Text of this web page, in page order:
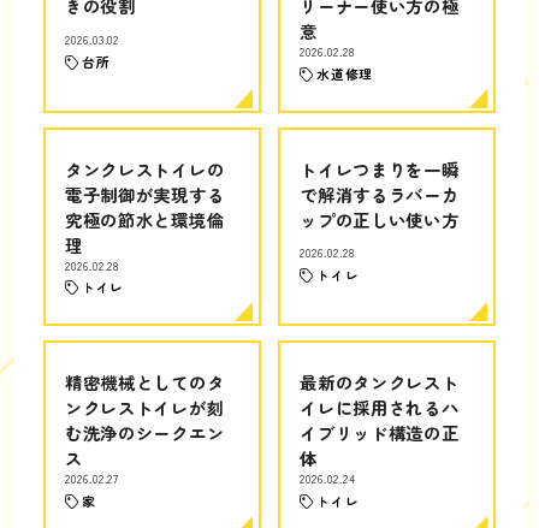
きの役割
2026.03.02
台所
リーナー使い方の極
意
2026.02.28
水道修理
タンクレストイレの
電子制御が実現する
究極の節水と環境倫
理
2026.02.28
トイレ
トイレつまりを一瞬
で解消するラバーカ
ップの正しい使い方
2026.02.28
トイレ
精密機械としてのタ
ンクレストイレが刻
む洗浄のシークエン
ス
2026.02.27
家
最新のタンクレスト
イレに採用されるハ
イブリッド構造の正
体
2026.02.24
トイレ